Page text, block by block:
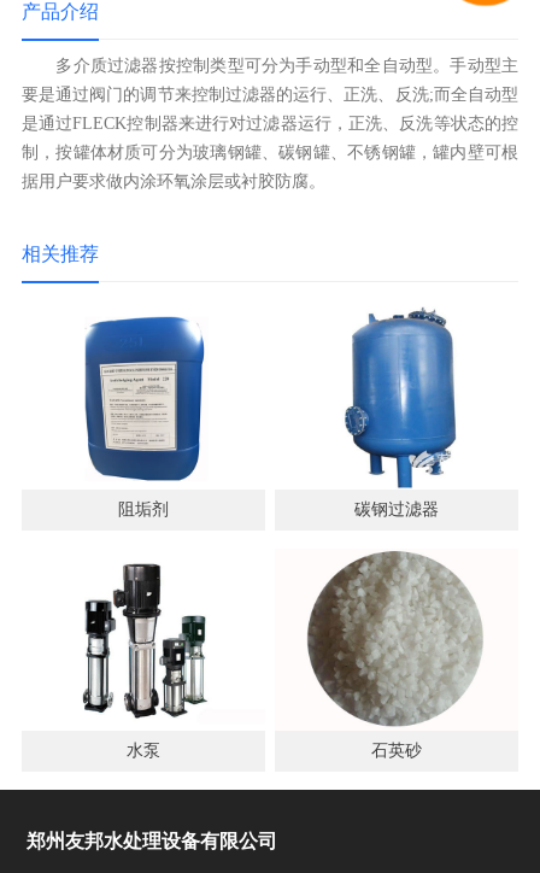
产品介绍
多介质过滤器按控制类型可分为手动型和全自动型。手动型主
要是通过阀门的调节来控制过滤器的运行、正洗、反洗;而全自动型
是通过FLECK控制器来进行对过滤器运行，正洗、反洗等状态的控
制，按罐体材质可分为玻璃钢罐、碳钢罐、不锈钢罐，罐内壁可根
据用户要求做内涂环氧涂层或衬胶防腐。
相关推荐
阻垢剂 碳钢过滤器
水泵 石英砂
郑州友邦水处理设备有限公司